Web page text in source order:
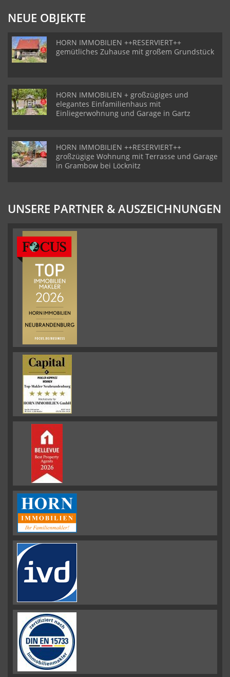
NEUE OBJEKTE
HORN IMMOBILIEN ++RESERVIERT++
gemütliches Zuhause mit großem Grundstück
HORN IMMOBILIEN + großzügiges und
elegantes Einfamilienhaus mit
Einliegerwohnung und Garage in Gartz
HORN IMMOBILIEN ++RESERVIERT++
großzügige Wohnung mit Terrasse und Garage
in Grambow bei Löcknitz
UNSERE PARTNER & AUSZEICHNUNGEN